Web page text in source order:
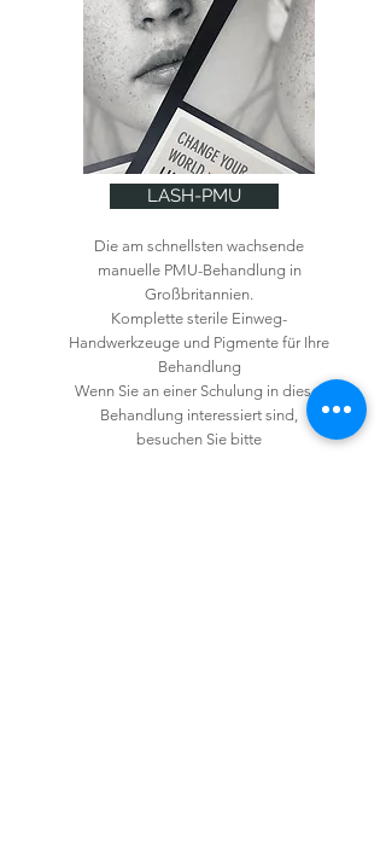
LASH-PMU
Die am schnellsten wachsende
manuelle PMU-Behandlung in
Großbritannien.
Komplette sterile Einweg-
Handwerkzeuge und Pigmente für Ihre
Behandlung
Wenn Sie an einer Schulung in dieser
Behandlung interessiert sind,
besuchen Sie bitte